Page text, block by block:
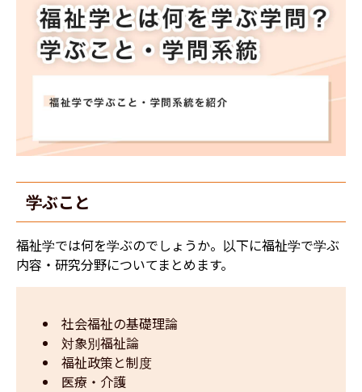
学ぶこと​
福祉学では何を学ぶのでしょうか。以下に福祉学で学ぶ
内容・研究分野についてまとめます。
社会福祉の基礎理論
対象別福祉論
福祉政策と制度
医療・介護